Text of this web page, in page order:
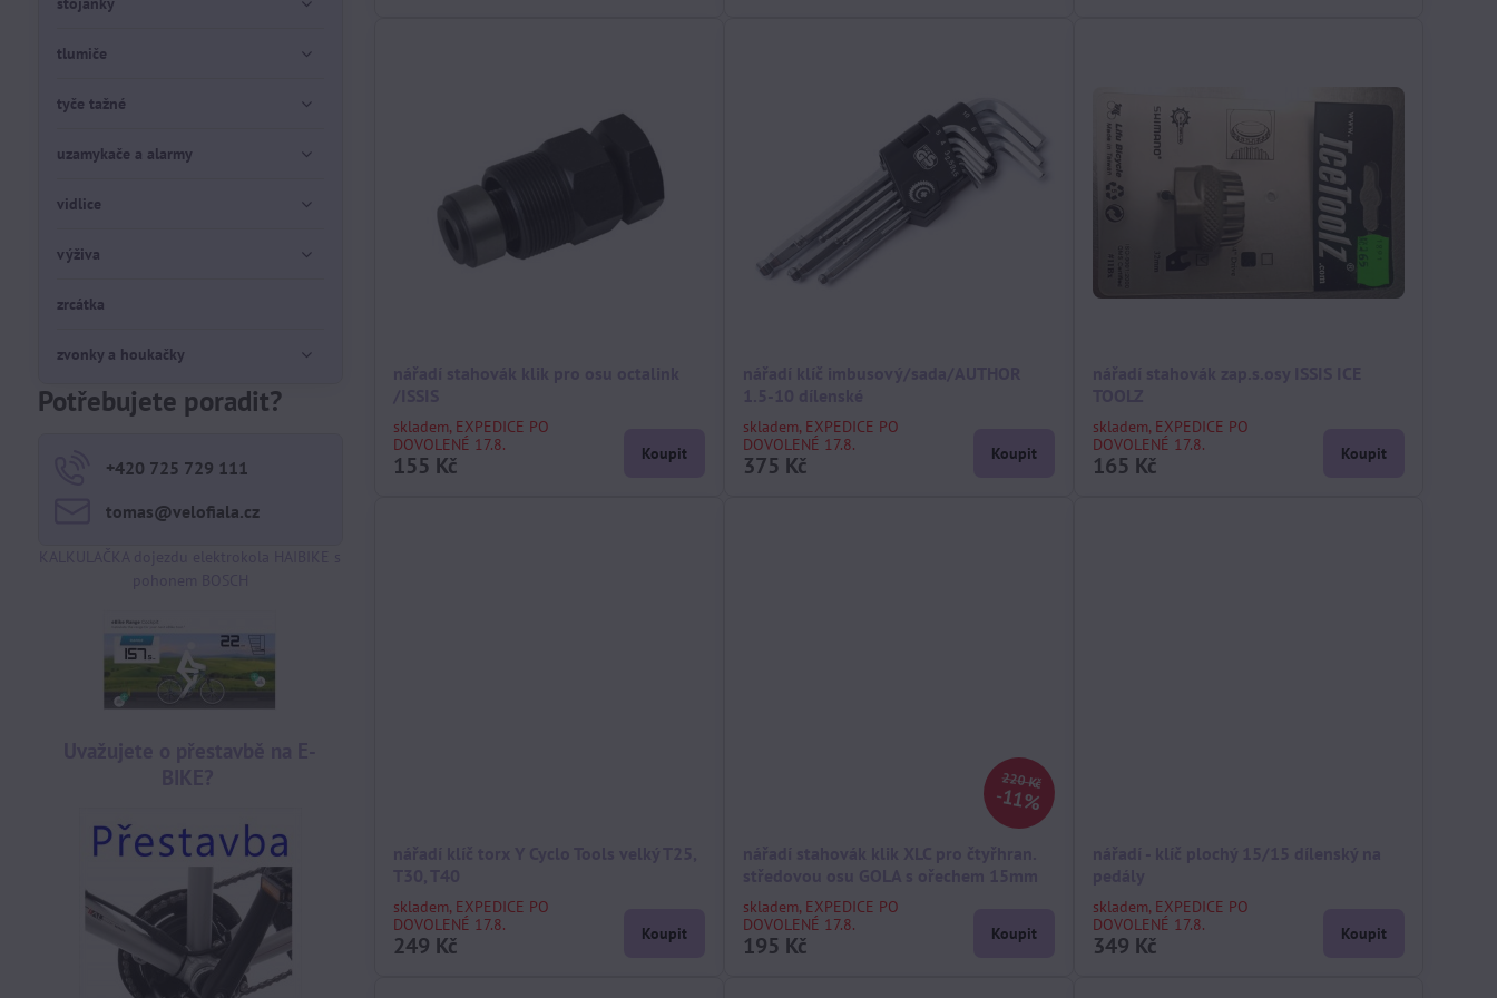
skladem, EXPEDICE PO
DOVOLENÉ 17.8.
155 Kč Koupit
skladem, EXPEDICE PO
DOVOLENÉ 17.8.
375 Kč Koupit
skladem, EXPEDICE PO
DOVOLENÉ 17.8.
165 Kč Koupit
skladem, EXPEDICE PO
DOVOLENÉ 17.8.
249 Kč Koupit
220 Kč
11%
skladem, EXPEDICE PO
DOVOLENÉ 17.8.
195 Kč Koupit
skladem, EXPEDICE PO
DOVOLENÉ 17.8.
349 Kč Koupit
tlumiče
tyče tažné
uzamykače a alarmy
vidlice
výživa
zrcátka
zvonky a houkačky
Potřebujete poradit?
+420 725 729 111
tomas​@velofiala​.cz